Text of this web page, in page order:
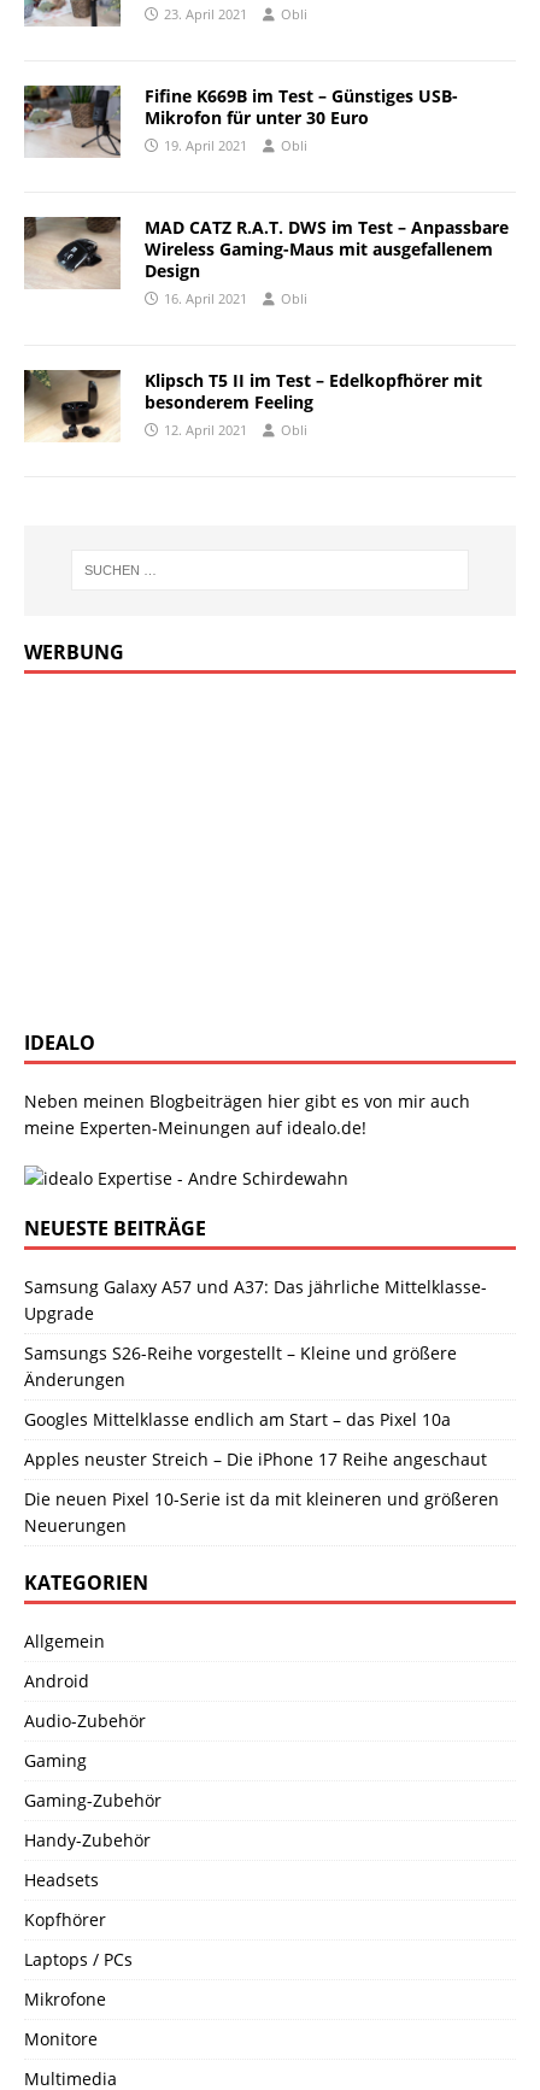
23. April 2021 Obli
Fifine K669B im Test – Günstiges USB-
Mikrofon für unter 30 Euro
19. April 2021 Obli
MAD CATZ R.A.T. DWS im Test – Anpassbare
Wireless Gaming-Maus mit ausgefallenem
Design
16. April 2021 Obli
Klipsch T5 II im Test – Edelkopfhörer mit
besonderem Feeling
12. April 2021 Obli
WERBUNG
IDEALO
Neben meinen Blogbeiträgen hier gibt es von mir auch
meine Experten-Meinungen auf idealo.de!
NEUESTE BEITRÄGE
Samsung Galaxy A57 und A37: Das jährliche Mittelklasse-
Upgrade
Samsungs S26-Reihe vorgestellt – Kleine und größere
Änderungen
Googles Mittelklasse endlich am Start – das Pixel 10a
Apples neuster Streich – Die iPhone 17 Reihe angeschaut
Die neuen Pixel 10-Serie ist da mit kleineren und größeren
Neuerungen
KATEGORIEN
Allgemein
Android
Audio-Zubehör
Gaming
Gaming-Zubehör
Handy-Zubehör
Headsets
Kopfhörer
Laptops / PCs
Mikrofone
Monitore
Multimedia